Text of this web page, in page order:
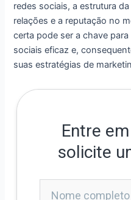
redes sociais, a estrutura
relações e a reputação no
certa pode ser a chave
sociais eficaz e,
suas estratégias de